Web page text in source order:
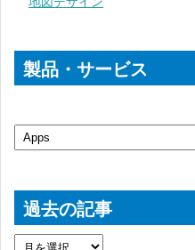
製品・サービス
過去の記事